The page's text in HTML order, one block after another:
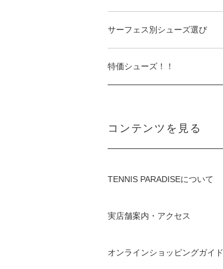
サーフェス別シューズ選び
特価シューズ！！
コンテンツを見る
TENNIS PARADISEについて
実店舗案内・アクセス
オンラインショッピングガイド